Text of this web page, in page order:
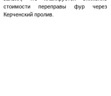
стоимости переправы фур через
Керченский пролив.